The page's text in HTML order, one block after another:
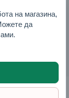
на магазина,
да